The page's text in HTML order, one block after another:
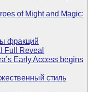
of Might and Magic:
фракций
Full Reveal
Early Access begins
стиль